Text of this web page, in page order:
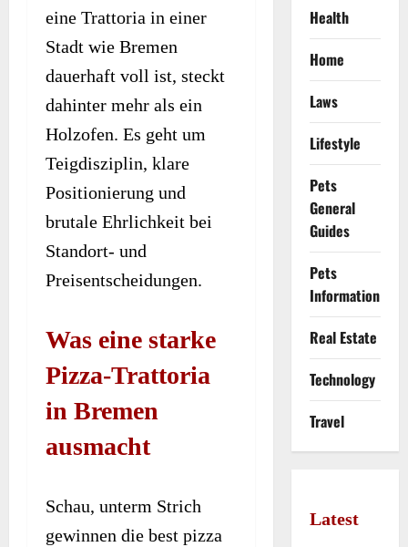
eine Trattoria in einer
Stadt wie Bremen
dauerhaft voll ist, steckt
dahinter mehr als ein
Holzofen. Es geht um
Teigdisziplin, klare
Positionierung und
brutale Ehrlichkeit bei
Standort- und
Preisentscheidungen.
Was eine starke
Pizza-Trattoria
in Bremen
ausmacht
Schau, unterm Strich
gewinnen die best pizza
Health
Home
Laws
Lifestyle
Pets
General
Guides
Pets
Information
Real Estate
Technology
Travel
Latest